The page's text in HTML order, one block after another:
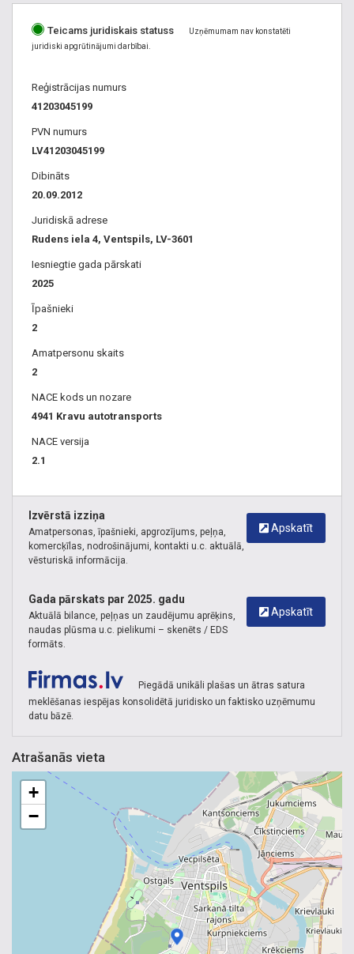
dzelzsbetona kravu pārvadājumi, kartupeļu pārvadājumi,
beramo kravu pārvadājumi, šķidro kravu pārvadājumi,
ekspress kravu piegāde. Autoceltņa pakalpojumi,
autoceltnis, autoceltņi, ceļamkrāni, ceļamkrānu, ceļamkrāna
pakalpojumi, autokrāns, auto celtņu īre, noma.
Teicams juridiskais statuss
Uzņēmumam nav konstatēti
juridiski apgrūtinājumi darbībai.
Reģistrācijas numurs
41203045199
PVN numurs
LV41203045199
Dibināts
20.09.2012
Juridiskā adrese
Rudens iela 4, Ventspils, LV-3601
Iesniegtie gada pārskati
2025
Īpašnieki
2
Amatpersonu skaits
2
NACE kods un nozare
4941 Kravu autotransports
NACE versija
2.1
Apskatīt
Izvērstā izziņa
Amatpersonas, īpašnieki, apgrozījums, peļņa,
komercķīlas, nodrošinājumi, kontakti u.c. aktuālā,
vēsturiskā informācija.
Apskatīt
Gada pārskats par 2025. gadu
Aktuālā bilance, peļņas un zaudējumu aprēķins,
naudas plūsma u.c. pielikumi – skenēts / EDS
formāts.
Piegādā unikāli plašas un ātras satura
meklēšanas iespējas konsolidētā juridisko un faktisko uzņēmumu
datu bāzē.
Atrašanās vieta
+
−